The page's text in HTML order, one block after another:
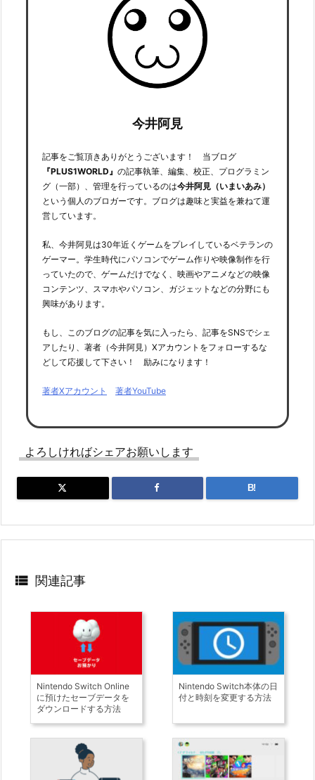
今井阿見
記事をご覧頂きありがとうございます！ 当ブログ
『PLUS1WORLD』 の記事執筆、編集、校正、プログラミン
グ（一部）、管理を行っているのは今井阿見（いまいあみ）
という個人のブロガーです。ブログは趣味と実益を兼ねて運
営しています。
私、今井阿見は30年近くゲームをプレイしているベテランの
ゲーマー。学生時代にパソコンでゲーム作りや映像制作を行
っていたので、ゲームだけでなく、映画やアニメなどの映像
コンテンツ、スマホやパソコン、ガジェットなどの分野にも
興味があります。
もし、このブログの記事を気に入ったら、記事をSNSでシェ
アしたり、著者（今井阿見）Xアカウントをフォローするな
どして応援して下さい！ 励みになります！
著者Xアカウント 著者YouTube
よろしければシェアお願いします
B!
 関連記事
Nintendo Switch Online
に預けたセーブデータを
ダウンロードする方法
Nintendo Switch本体の日
付と時刻を変更する方法